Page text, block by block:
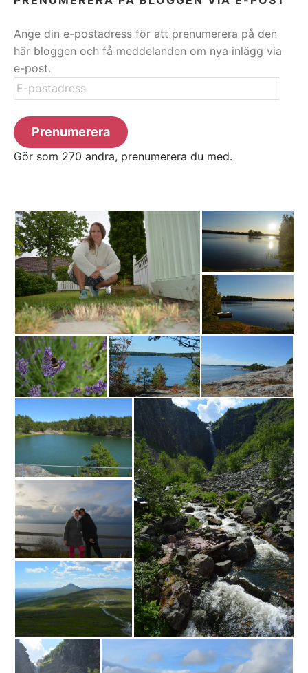
Ange din e-postadress för att prenumerera på den
här bloggen och få meddelanden om nya inlägg via
e-post.
E-
postadress
Prenumerera
Gör som 270 andra, prenumerera du med.